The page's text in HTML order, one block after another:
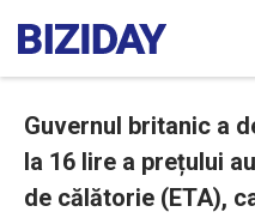
Guvernul britanic a
la 16 lire a prețului
de călătorie (ETA),